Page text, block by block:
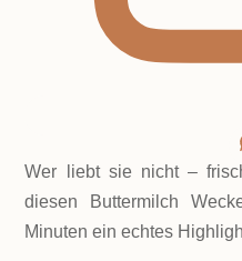
Wer liebt sie nicht –
diesen Buttermilch
Minuten ein echtes